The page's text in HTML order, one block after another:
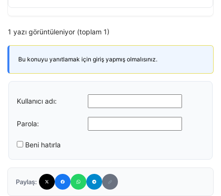
1 yazı görüntüleniyor (toplam 1)
Bu konuyu yanıtlamak için giriş yapmış olmalısınız.
Kullanıcı adı:
Parola:
Beni hatırla
Paylaş: